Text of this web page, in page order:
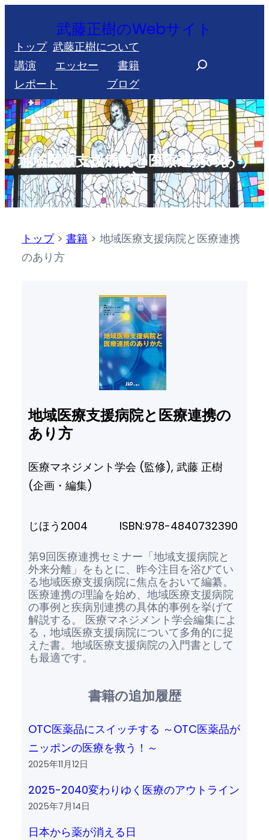
を
ス
キ
ッ
プ
武藤正樹のWebサイト
トップ 武藤正樹について
講演
エッセー
書籍
レポート
ブログ
r
c
h
地域医療支援病院と医療連携のあり
方
トップ> 書籍 > 地域医療支援病院と医療連携
のあり方
地域医療支援病院と医療連携の
あり方
医療マネジメント学会 (監修), 武藤 正樹
(企画・編集)
じほう 2004 ISBN:978-4840732390
第9回医療連携セミナー「地域支援病院と
外来分離」をもとに、昨今注目を浴びてい
る地域医療支援病院に焦点をおいて編纂。
医療連携の理論を始め、地域医療支援病院
の事例と疾病別連携の具体的事例を挙げて
解説する。 医療マネジメント学会編集によ
る，地域医療支援病院について多角的に捉
えた書。地域医療支援病院の入門書として
も最適です。
書籍の追加履歴
OTC医薬品にスイッチする ～OTC医薬品が
ニッポンの医療を救う！～
2025年11月12日
2025-2040変わりゆく医療のアウトライン
2025年7月14日
日本から薬が消える日